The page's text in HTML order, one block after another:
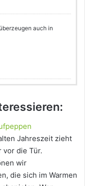
auch in
Jahreszeit zieht
vor die Tür.
wir
die sich im Warmen